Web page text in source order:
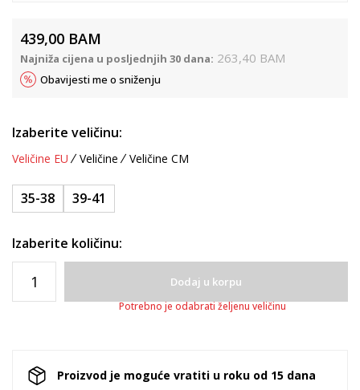
439,00 BAM
Najniža cijena u posljednjih 30 dana: 263,40 BAM
Obavijesti me o sniženju
Izaberite veličinu:
Veličine EU Veličine Veličine CM
35-38 39-41
Izaberite količinu:
Dodaj u korpu
Potrebno je odabrati željenu veličinu
Proizvod je moguće vratiti u roku od 15 dana